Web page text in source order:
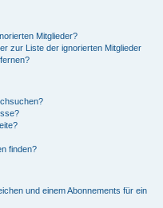
Mitglieder?
zur Liste der ignorierten Mitglieder
finden?
und einem Abonnements für ein